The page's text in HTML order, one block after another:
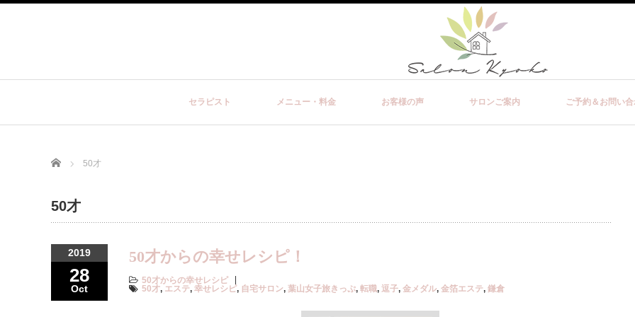
セラピスト メニュー・料金 お客様の声 サロンご案内 ご予約＆お問い
Home 50才
50才
2019
28
Oct
50才からの幸せレシピ！
50才からの幸せレシピ
50才, エステ, 幸せレシピ, 自宅サロン, 葉山女子旅きっぷ, 転職, 逗子, 金メダル, 金箔エステ, 鎌倉